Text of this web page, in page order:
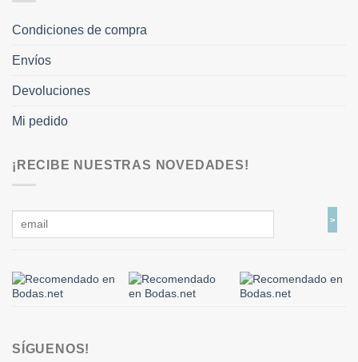
Condiciones de compra
Envíos
Devoluciones
Mi pedido
¡RECIBE NUESTRAS NOVEDADES!
SÍGUENOS!